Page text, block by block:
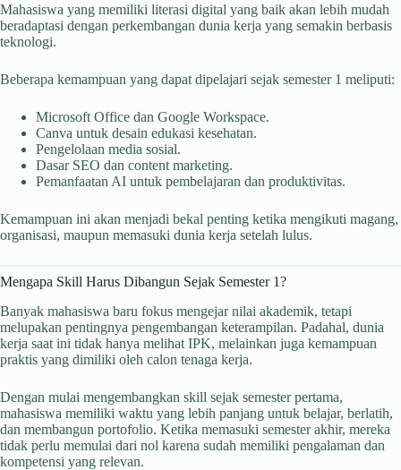
Mahasiswa yang memiliki literasi digital yang baik akan lebih mudah
beradaptasi dengan perkembangan dunia kerja yang semakin berbasis
teknologi.
Beberapa kemampuan yang dapat dipelajari sejak semester 1 meliputi:
Microsoft Office dan Google Workspace.
Canva untuk desain edukasi kesehatan.
Pengelolaan media sosial.
Dasar SEO dan content marketing.
Pemanfaatan AI untuk pembelajaran dan produktivitas.
Kemampuan ini akan menjadi bekal penting ketika mengikuti magang,
organisasi, maupun memasuki dunia kerja setelah lulus.
Mengapa Skill Harus Dibangun Sejak Semester 1?
Banyak mahasiswa baru fokus mengejar nilai akademik, tetapi
melupakan pentingnya pengembangan keterampilan. Padahal, dunia
kerja saat ini tidak hanya melihat IPK, melainkan juga kemampuan
praktis yang dimiliki oleh calon tenaga kerja.
Dengan mulai mengembangkan skill sejak semester pertama,
mahasiswa memiliki waktu yang lebih panjang untuk belajar, berlatih,
dan membangun portofolio. Ketika memasuki semester akhir, mereka
tidak perlu memulai dari nol karena sudah memiliki pengalaman dan
kompetensi yang relevan.